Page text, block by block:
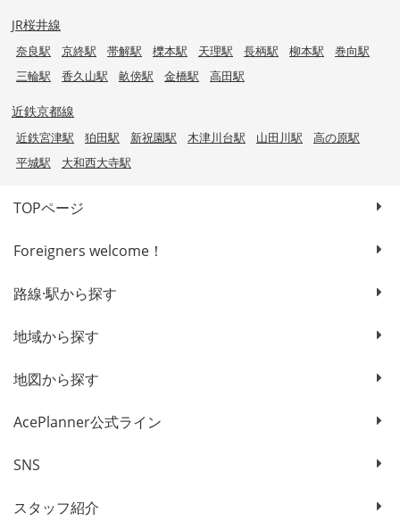
JR桜井線
奈良駅 京終駅 帯解駅 櫟本駅 天理駅 長柄駅 柳本駅
巻向駅
三輪駅
香久山駅 畝傍駅 金橋駅 高田駅
近鉄京都線
近鉄宮津駅 狛田駅 新祝園駅 木津川台駅 山田川駅
高の原駅
平城駅
大和西大寺駅
TOPページ
Foreigners welcome！
路線·駅から探す
地域から探す
地図から探す
AcePlanner公式ライン
SNS
スタッフ紹介